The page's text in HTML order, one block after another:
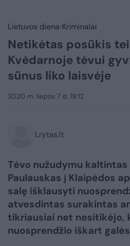
Lietuvos diena Kriminalai
Netikėtas posūkis
Kvėdarnoje tėvui
sūnus liko laisvėje
2020 m. liepos 7 d. 19:12
Lrytas.lt
Tėvo nužudymu kaltintas
Paulauskas į Klaipėdos
salę išklausyti
atvesdintas surakintas
tikriausiai net nesitikėjo,
nuosprendžio iškart